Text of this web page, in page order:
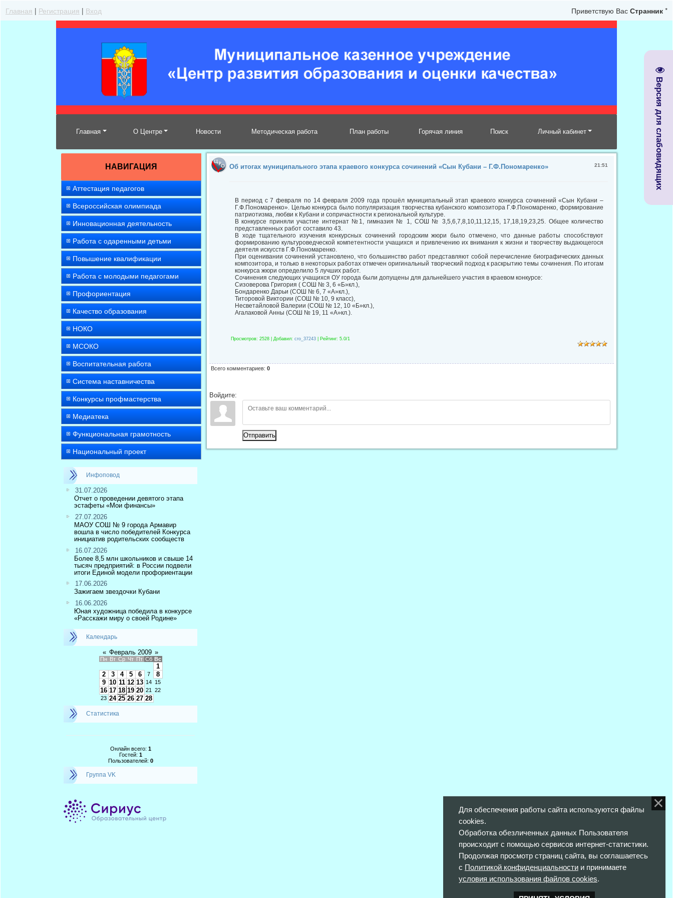
Версия для слабовидящих
Главная | Регистрация | Вход Приветствую Вас Странник *
Главная О Центре Новости Методическая работа План работы Горячая линия Поиск Личный кабинет
НАВИГАЦИЯ
Аттестация педагогов
Всероссийская олимпиада
Инновационная деятельность
Работа с одаренными детьми
Повышение квалификации
Работа с молодыми педагогами
Профориентация
Качество образования
НОКО
МСОКО
Воспитательная работа
Система наставничества
Конкурсы профмастерства
Медиатека
Функциональная грамотность
Национальный проект
Инфоповод
31.07.2026
Отчет о проведении девятого этапа
эстафеты «Мои финансы»
27.07.2026
МАОУ СОШ № 9 города Армавир
вошла в число победителей Конкурса
инициатив родительских сообществ
16.07.2026
Более 8,5 млн школьников и свыше 14
тысяч предприятий: в России подвели
итоги Единой модели профориентации
17.06.2026
Зажигаем звездочки Кубани
16.06.2026
Юная художница победила в конкурсе
«Расскажи миру о своей Родине»
Календарь
« Февраль 2009 »
Пн Вт Ср Чт Пт Сб Вс
1
2
3 4 5 6 7
8
9 10 11 12 13 14 15
16 17 18 19 20 21
22
23 24 25 26 27 28
Статистика
Онлайн всего: 1
Гостей: 1
Пользователей: 0
Группа VK
Об итогах муниципального этапа краевого конкурса сочинений «Сын Кубани – Г.Ф.Пономаренко» 21:51
В период с 7 февраля по 14 февраля 2009 года прошёл муниципальный этап краевого конкурса сочинений «Сын Кубани –
Г.Ф.Пономаренко». Целью конкурса было популяризация творчества кубанского композитора Г.Ф.Пономаренко, формирование
патриотизма, любви к Кубани и сопричастности к региональной культуре.
В конкурсе приняли участие интернат №1, гимназия № 1, СОШ № 3,5,6,7,8,10,11,12,15, 17,18,19,23,25. Общее количество
представленных работ составило 43.
В ходе тщательного изучения конкурсных сочинений городским жюри было отмечено, что данные работы способствуют
формированию культуроведческой компетентности учащихся и привлечению их внимания к жизни и творчеству выдающегося
деятеля искусств Г.Ф.Пономаренко.
При оценивании сочинений установлено, что большинство работ представляют собой перечисление биографических данных
композитора, и только в некоторых работах отмечен оригинальный творческий подход к раскрытию темы сочинения. По итогам
конкурса жюри определило 5 лучших работ.
Сочинения следующих учащихся ОУ города были допущены для дальнейшего участия в краевом конкурсе:
Сизоверова Григория ( СОШ № 3, 6 «Б»кл.),
Бондаренко Дарьи (СОШ № 6, 7 «А»кл.),
Титоровой Виктории (СОШ № 10, 9 класс),
Несветайловой Валерии (СОШ № 12, 10 «Б»кл.),
Агалаковой Анны (СОШ № 19, 11 «А»кл.).
Просмотров: 2528 | Добавил: cro_37243 Рейтинг: 5.0/1
Всего комментариев: 0
Войдите:
Отправить
Для обеспечения работы сайта используются файлы
cookies.
Обработка обезличенных данных Пользователя
происходит с помощью сервисов интернет-статистики.
Продолжая просмотр страниц сайта, вы соглашаетесь
с Политикой конфиденциальностии принимаете
условия использования файлов cookies.